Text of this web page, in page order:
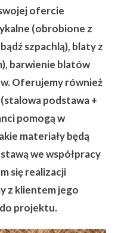
ofercie
(obrobione z
szpachlą), blaty z
barwienie blatów
Oferujemy również
podstawa +
pomogą w
materiały będą
we współpracy
się realizacji
z klientem jego
projektu.